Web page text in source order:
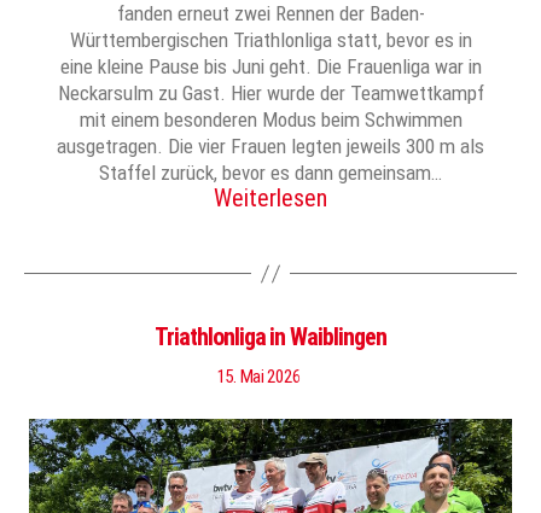
fanden erneut zwei Rennen der Baden-
Württembergischen Triathlonliga statt, bevor es in
eine kleine Pause bis Juni geht. Die Frauenliga war in
Neckarsulm zu Gast. Hier wurde der Teamwettkampf
mit einem besonderen Modus beim Schwimmen
ausgetragen. Die vier Frauen legten jeweils 300 m als
Staffel zurück, bevor es dann gemeinsam…
Weiterlesen
Triathlonliga in Waiblingen
15. Mai 2026